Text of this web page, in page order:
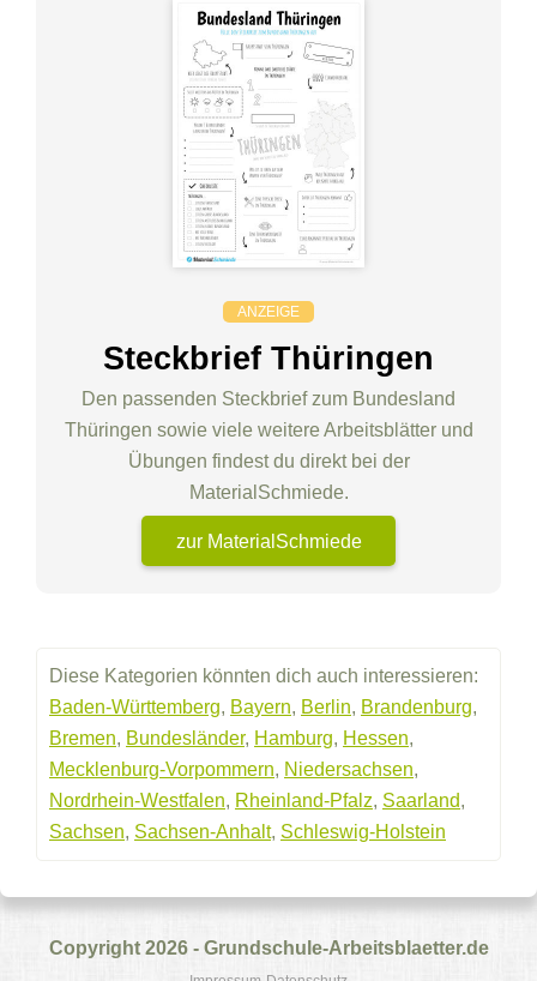
ANZEIGE
Steckbrief Thüringen
Den passenden Steckbrief zum Bundesland
Thüringen sowie viele weitere Arbeitsblätter und
Übungen findest du direkt bei der
MaterialSchmiede.
zur MaterialSchmiede
Diese Kategorien könnten dich auch interessieren:
Baden-Württemberg, Bayern, Berlin, Brandenburg,
Bremen, Bundesländer, Hamburg, Hessen,
Mecklenburg-Vorpommern, Niedersachsen,
Nordrhein-Westfalen, Rheinland-Pfalz, Saarland,
Sachsen, Sachsen-Anhalt, Schleswig-Holstein
Copyright 2026 - Grundschule-Arbeitsblaetter.de